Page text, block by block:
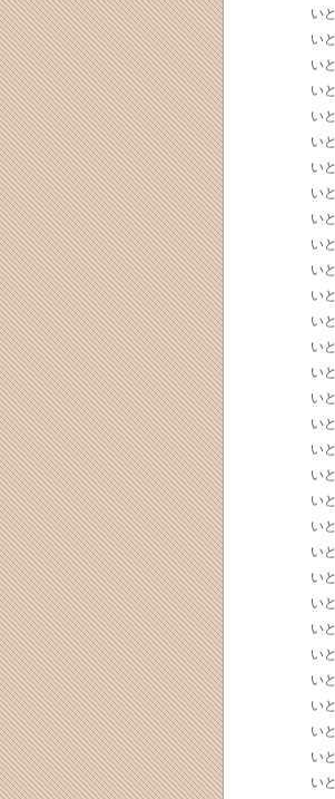
い
い
い
い
い
い
い
い
い
い
い
い
い
い
い
い
い
い
い
い
い
い
い
い
い
い
い
い
い
い
い